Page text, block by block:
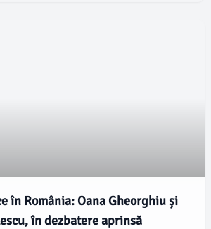
în România: Oana Gheorghiu și
în dezbatere aprinsă